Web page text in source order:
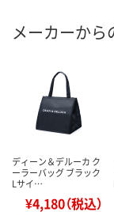
メーカーから
ディーン＆デルーカ ク
ーラーバッグ ブラック
Lサイ…
¥4,180（税込）